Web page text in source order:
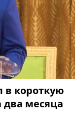
в короткую
два месяца